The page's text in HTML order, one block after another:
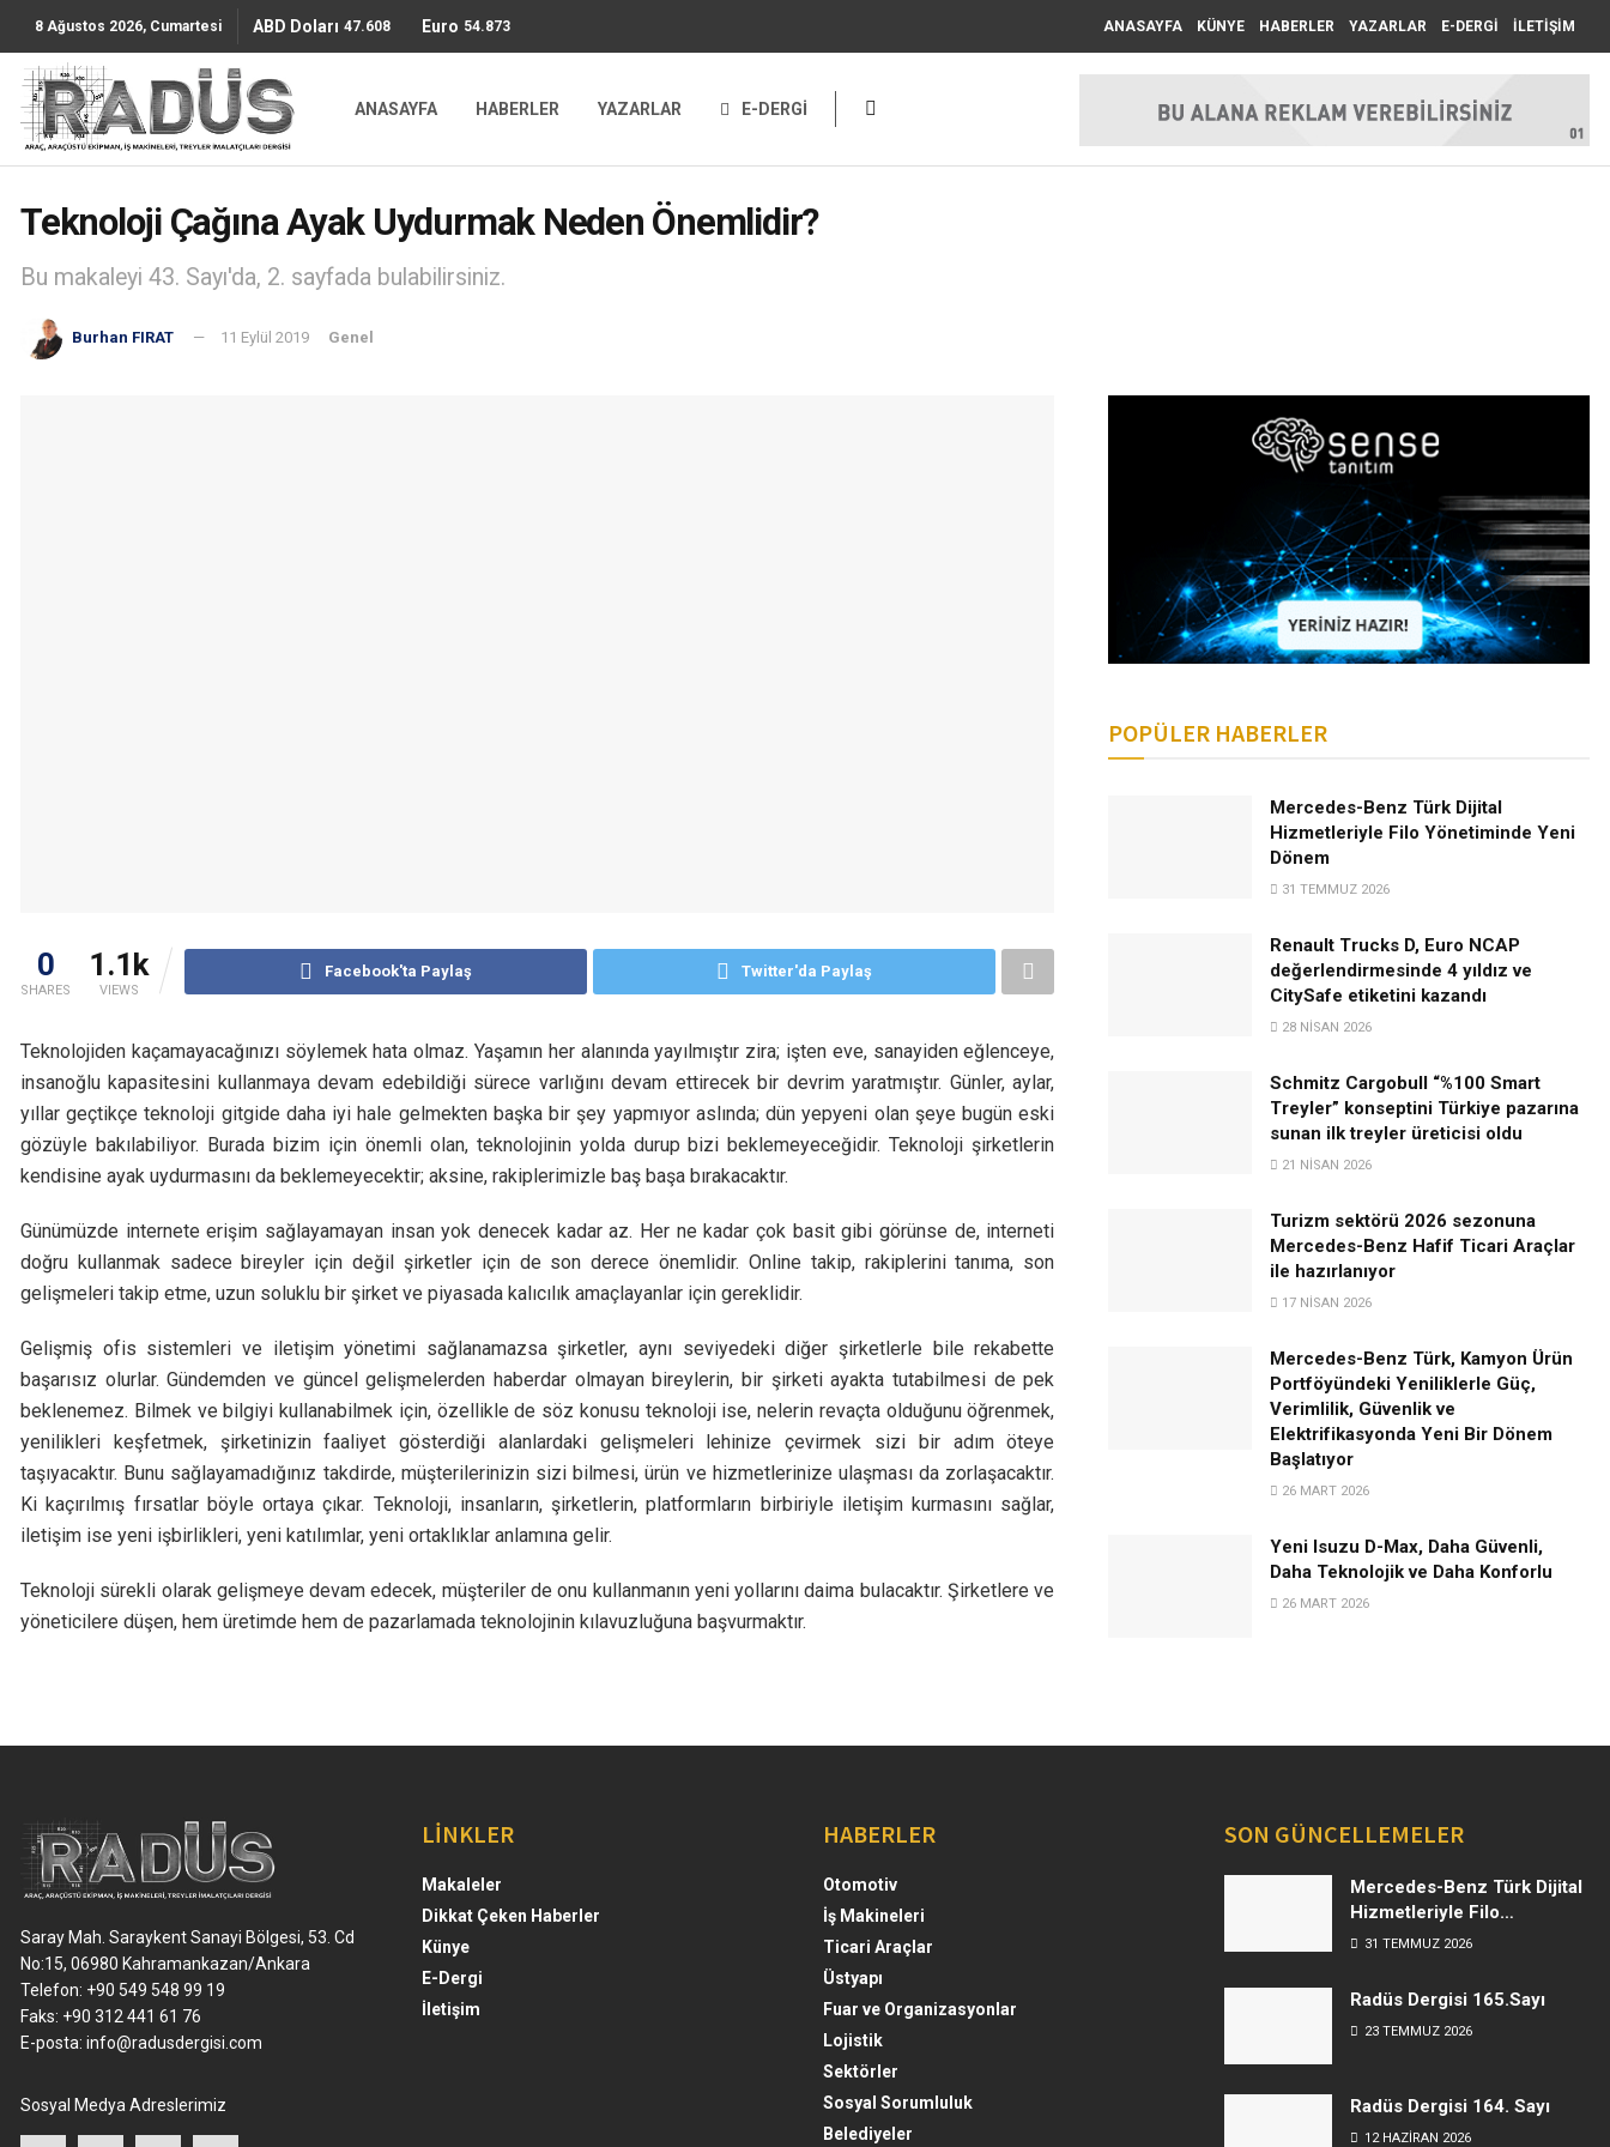
8 Ağustos 2026, Cumartesi ABD Doları 47.6085 Euro 54.8736 ANASAYFA KÜNYE HABERLER YAZARLAR E-DERGİ İLETİŞİM
ANASAYFA HABERLER YAZARLAR E-DERGİ
Teknoloji Çağına Ayak Uydurmak Neden Önemlidir?
Bu makaleyi 43. Sayı'da, 2. sayfada bulabilirsiniz.
Burhan FIRAT 11 Eylül 2019 Genel
0
SHARES
1.1k
VIEWS
Facebook'ta Paylaş Twitter'da Paylaş
Teknolojiden kaçamayacağınızı söylemek hata olmaz. Yaşamın her alanında yayılmıştır zira; işten eve, sanayiden eğlenceye,
insanoğlu kapasitesini kullanmaya devam edebildiği sürece varlığını devam ettirecek bir devrim yaratmıştır. Günler, aylar,
yıllar geçtikçe teknoloji gitgide daha iyi hale gelmekten başka bir şey yapmıyor aslında; dün yepyeni olan şeye bugün eski
gözüyle bakılabiliyor. Burada bizim için önemli olan, teknolojinin yolda durup bizi beklemeyeceğidir. Teknoloji şirketlerin
kendisine ayak uydurmasını da beklemeyecektir; aksine, rakiplerimizle baş başa bırakacaktır.
Günümüzde internete erişim sağlayamayan insan yok denecek kadar az. Her ne kadar çok basit gibi görünse de, interneti
doğru kullanmak sadece bireyler için değil şirketler için de son derece önemlidir. Online takip, rakiplerini tanıma, son
gelişmeleri takip etme, uzun soluklu bir şirket ve piyasada kalıcılık amaçlayanlar için gereklidir.
Gelişmiş ofis sistemleri ve iletişim yönetimi sağlanamazsa şirketler, aynı seviyedeki diğer şirketlerle bile rekabette
başarısız olurlar. Gündemden ve güncel gelişmelerden haberdar olmayan bireylerin, bir şirketi ayakta tutabilmesi de pek
beklenemez. Bilmek ve bilgiyi kullanabilmek için, özellikle de söz konusu teknoloji ise, nelerin revaçta olduğunu öğrenmek,
yenilikleri keşfetmek, şirketinizin faaliyet gösterdiği alanlardaki gelişmeleri lehinize çevirmek sizi bir adım öteye
taşıyacaktır. Bunu sağlayamadığınız takdirde, müşterilerinizin sizi bilmesi, ürün ve hizmetlerinize ulaşması da zorlaşacaktır.
Ki kaçırılmış fırsatlar böyle ortaya çıkar. Teknoloji, insanların, şirketlerin, platformların birbiriyle iletişim kurmasını sağlar,
iletişim ise yeni işbirlikleri, yeni katılımlar, yeni ortaklıklar anlamına gelir.
Teknoloji sürekli olarak gelişmeye devam edecek, müşteriler de onu kullanmanın yeni yollarını daima bulacaktır. Şirketlere ve
yöneticilere düşen, hem üretimde hem de pazarlamada teknolojinin kılavuzluğuna başvurmaktır.
POPÜLER HABERLER
Mercedes-Benz Türk Dijital
Hizmetleriyle Filo Yönetiminde Yeni
Dönem
31 TEMMUZ 2026
Renault Trucks D, Euro NCAP
değerlendirmesinde 4 yıldız ve
CitySafe etiketini kazandı
28 NISAN 2026
Schmitz Cargobull “%100 Smart
Treyler” konseptini Türkiye pazarına
sunan ilk treyler üreticisi oldu
21 NISAN 2026
Turizm sektörü 2026 sezonuna
Mercedes-Benz Hafif Ticari Araçlar
ile hazırlanıyor
17 NISAN 2026
Mercedes-Benz Türk, Kamyon Ürün
Portföyündeki Yeniliklerle Güç,
Verimlilik, Güvenlik ve
Elektrifikasyonda Yeni Bir Dönem
Başlatıyor
26 MART 2026
Yeni Isuzu D-Max, Daha Güvenli,
Daha Teknolojik ve Daha Konforlu
26 MART 2026
Saray Mah. Saraykent Sanayi Bölgesi, 53. Cd
No:15, 06980 Kahramankazan/Ankara
Telefon: +90 549 548 99 19
Faks: +90 312 441 61 76
E-posta: info@radusdergisi.com
Sosyal Medya Adreslerimiz
LİNKLER
Makaleler
Dikkat Çeken Haberler
Künye
E-Dergi
İletişim
HABERLER
Otomotiv
İş Makineleri
Ticari Araçlar
Üstyapı
Fuar ve Organizasyonlar
Lojistik
Sektörler
Sosyal Sorumluluk
Belediyeler
SON GÜNCELLEMELER
Mercedes-Benz Türk Dijital
Hizmetleriyle Filo
Yönetiminde Yeni Dönem
31 TEMMUZ 2026
Radüs Dergisi 165.Sayı
23 TEMMUZ 2026
Radüs Dergisi 164. Sayı
12 HAZIRAN 2026